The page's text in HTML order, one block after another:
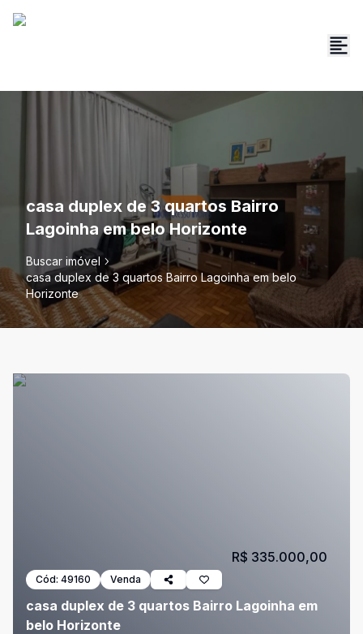
casa duplex de 3 quartos Bairro
Lagoinha em belo Horizonte
Buscar imóvel
casa duplex de 3 quartos Bairro Lagoinha em belo
Horizonte
Cód: 49160 Venda
casa duplex de 3 quartos Bairro Lagoinha em
belo Horizonte
R$ 335.000,00